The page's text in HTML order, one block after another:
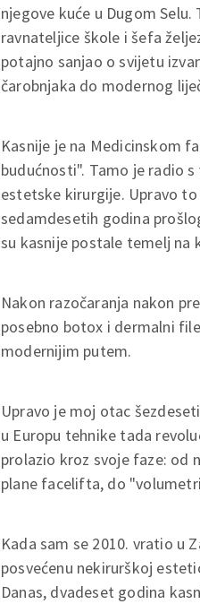
njegove kuće u Dugom
ravnateljice škole i šefa
potajno sanjao o svijetu
čarobnjaka do modernog
Kasnije je na Medicinskom
budućnosti". Tamo je radio
estetske kirurgije. Upravo
sedamdesetih godina
su kasnije postale temelj na
Nakon razočaranja nakon
posebno botox i dermalni
modernijim putem.
Upravo je moj otac
u Europu tehnike tada
prolazio kroz svoje faze: od
plane facelifta, do
Kada sam se 2010. vratio u
posvećenu nekirurškoj
Danas, dvadeset godina